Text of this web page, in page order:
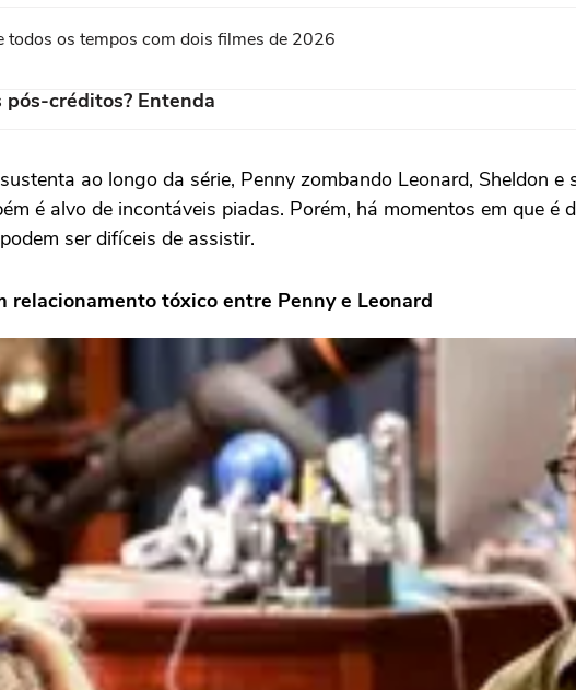
todos os tempos com dois filmes de 2026
créditos? Entenda
ao longo da série, Penny zombando Leonard, Sheldon
é alvo de incontáveis piadas. Porém, há momentos em que
ser difíceis de assistir.
relacionamento tóxico entre Penny e Leonard